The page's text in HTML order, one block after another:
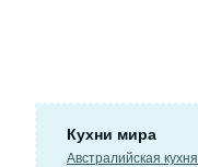
Кухни мира
Австралийская кухня